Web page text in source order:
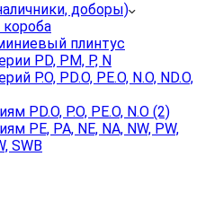
доборы)
плинтус
PD, PM, P, N
P.O, PD.O, PE.O, N.O, ND.O,
PD.O, P.O, PE.O, N.O (2)
PE, PA, NE, NA, NW, PW,
SWB